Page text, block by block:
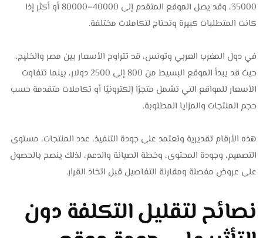
35000، وقد يصل الموقع المتقدم إلى 40000–80000 أو أكثر إذا
كانت المتطلبات كبيرة وتحتاج لتكاملات مختلفة.
في دول المغرب العربي وتونس، قد تتراوح الأسعار بين مصر والخليج،
حيث قد يبدأ الموقع البسيط من 800 إلى 2500 دولار، بينما تتفاوت
الأسعار للمواقع التي تشمل متجرًا إلكترونيًا أو تكاملات متقدمة حسب
حجم المنتجات والمزايا المطلوبة.
هذه الأرقام تقديرية وتعتمد على جودة التنفيذ، عدد المنتجات، مستوى
التصميم، وجودة المحتوى، وخطة الصيانة والدعم، لذلك ينصح بالحصول
على عروض مفصلة ومقارنة التفاصيل قبل اتخاذ القرار.
نصائح لتقليل التكلفة دون